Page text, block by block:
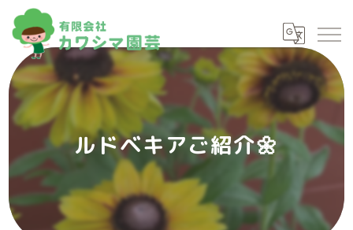
ルドベキアご紹介🌼